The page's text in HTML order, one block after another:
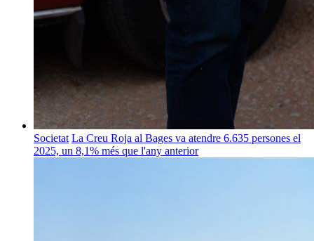
Societat La Creu Roja al Bages va atendre 6.635 persones el
2025, un 8,1% més que l'any anterior